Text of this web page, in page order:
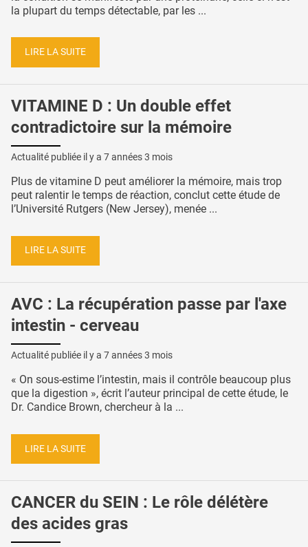
la plupart du temps détectable, par les ...
LIRE LA SUITE
VITAMINE D : Un double effet
contradictoire sur la mémoire
Actualité publiée il y a 7 années 3 mois
Plus de vitamine D peut améliorer la mémoire, mais trop
peut ralentir le temps de réaction, conclut cette étude de
l’Université Rutgers (New Jersey), menée ...
LIRE LA SUITE
AVC : La récupération passe par l'axe
intestin - cerveau
Actualité publiée il y a 7 années 3 mois
« On sous-estime l’intestin, mais il contrôle beaucoup plus
que la digestion », écrit l’auteur principal de cette étude, le
Dr. Candice Brown, chercheur à la ...
LIRE LA SUITE
CANCER du SEIN : Le rôle délétère
des acides gras